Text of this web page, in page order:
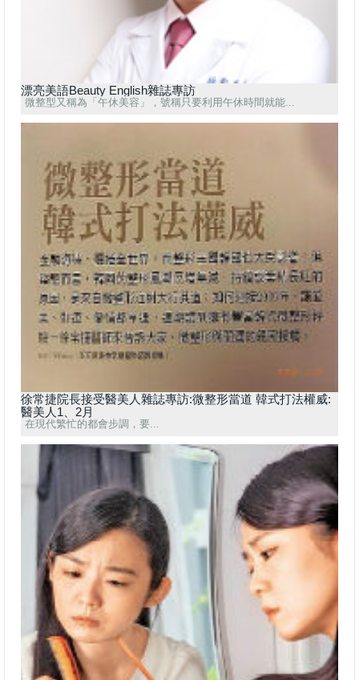
漂亮美語Beauty English雜誌專訪
微整型又稱為「午休美容」，號稱只要利用午休時間就能...
徐常捷院長接受醫美人雜誌專訪:微整形當道 韓式打法權威:
醫美人1、2月
在現代繁忙的都會步調，要...